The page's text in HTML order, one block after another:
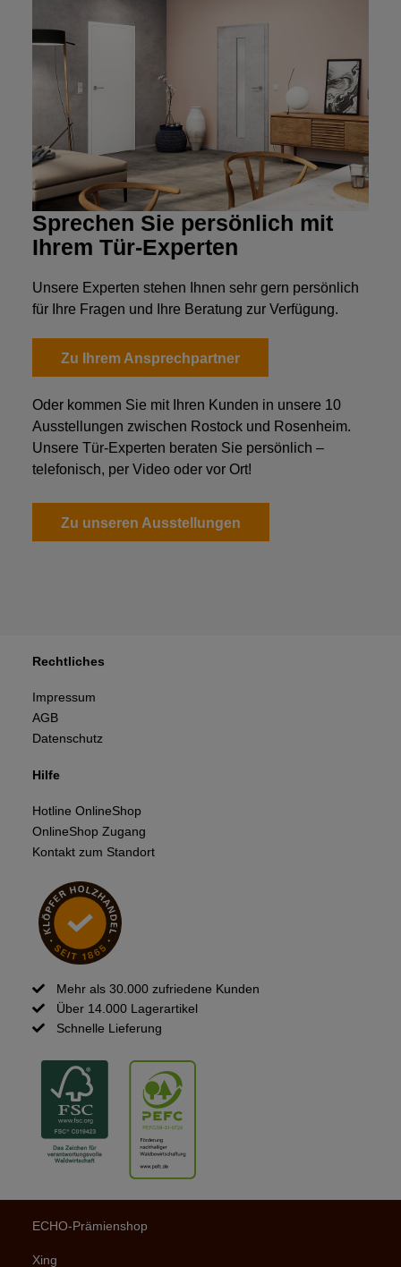
Sprechen Sie persönlich mit
Ihrem Tür-Experten
Unsere Experten stehen Ihnen sehr gern persönlich
für Ihre Fragen und Ihre Beratung zur Verfügung.
Zu Ihrem Ansprechpartner
Oder kommen Sie mit Ihren Kunden in unsere 10
Ausstellungen zwischen Rostock und Rosenheim.
Unsere Tür-Experten beraten Sie persönlich –
telefonisch, per Video oder vor Ort!
Zu unseren Ausstellungen
Rechtliches
Impressum
AGB
Datenschutz
Hilfe
Hotline OnlineShop
OnlineShop Zugang
Kontakt zum Standort
 Mehr als 30.000 zufriedene Kunden
 Über 14.000 Lagerartikel
 Schnelle Lieferung
ECHO-Prämienshop
Xing